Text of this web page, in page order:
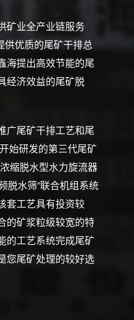
矿业全产业链服务
供优质的尾矿干排总
海提出高效节能的尾
经济效益的尾矿脱
广尾矿干排工艺和尾
始研发的第三代尾矿
缩脱水型水力旋流器
脱水筛”联合机组系统
套工艺具有投资较
的矿浆粒级较宽的特
的工艺系统完成尾矿
您尾矿处理的较好选